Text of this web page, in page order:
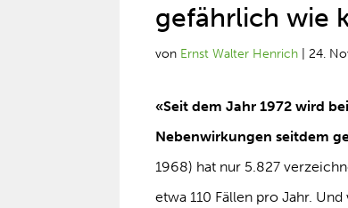
gefährlich wie
von Ernst Walter Henrich |24.
«Seit dem Jahr 1972 wird
Nebenwirkungen seitdem
1968) hat nur 5.827
etwa 110 Fällen pro Jahr.